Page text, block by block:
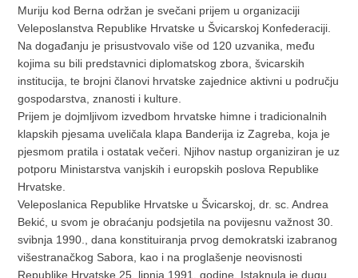
Muriju kod Berna održan je svečani prijem u organizaciji
Veleposlanstva Republike Hrvatske u Švicarskoj Konfederaciji.
Na događanju je prisustvovalo više od 120 uzvanika, među
kojima su bili predstavnici diplomatskog zbora, švicarskih
institucija, te brojni članovi hrvatske zajednice aktivni u području
gospodarstva, znanosti i kulture.
Prijem je dojmljivom izvedbom hrvatske himne i tradicionalnih
klapskih pjesama uveličala klapa Banderija iz Zagreba, koja je
pjesmom pratila i ostatak večeri. Njihov nastup organiziran je uz
potporu Ministarstva vanjskih i europskih poslova Republike
Hrvatske.
Veleposlanica Republike Hrvatske u Švicarskoj, dr. sc. Andrea
Bekić, u svom je obraćanju podsjetila na povijesnu važnost 30.
svibnja 1990., dana konstituiranja prvog demokratski izabranog
višestranačkog Sabora, kao i na proglašenje neovisnosti
Republike Hrvatske 25. lipnja 1991. godine. Istaknula je dugu